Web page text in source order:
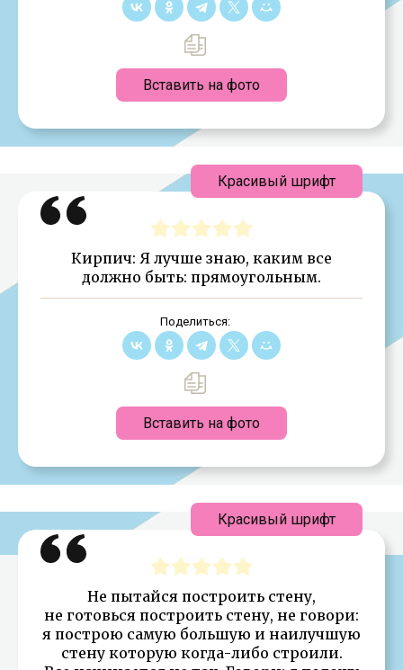
Вставить на фото
Кирпич: Я лучше знаю, каким все
должно быть: прямоугольным.
Поделиться:
Вставить на фото
Красивый шрифт
Не пытайся построить стену,
не готовься построить стену, не говори:
я построю самую большую и наилучшую
стену которую когда-либо строили.
Красивый шрифт